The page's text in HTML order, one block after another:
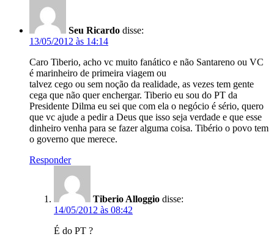
Seu Ricardo disse:
13/05/2012 às 14:14
Caro Tiberio, acho vc muito fanático e não Santareno ou VC
é marinheiro de primeira viagem ou
talvez cego ou sem noção da realidade, as vezes tem gente
cega que não quer enchergar. Tiberio eu sou do PT da
Presidente Dilma eu sei que com ela o negócio é sério, quero
que vc ajude a pedir a Deus que isso seja verdade e que esse
dinheiro venha para se fazer alguma coisa. Tibério o povo tem
o governo que merece.
Responder
Tiberio Alloggio disse:
14/05/2012 às 08:42
É do PT ?